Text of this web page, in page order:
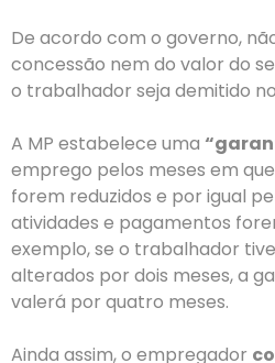
De acordo com o governo,
concessão nem do valor do
o trabalhador seja demitido
A MP estabelece uma
emprego pelos meses em
forem reduzidos e por igual
atividades e pagamentos
exemplo, se o trabalhador
alterados por dois meses, a
valerá por quatro meses.
Ainda assim, o empregador